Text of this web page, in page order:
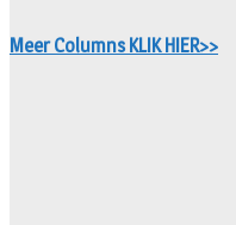
Meer Columns KLIK HIER>>